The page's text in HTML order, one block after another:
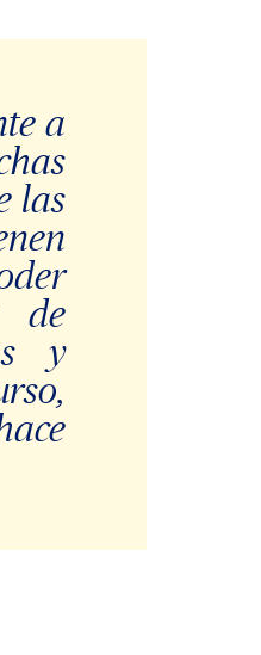
a
las
de
y